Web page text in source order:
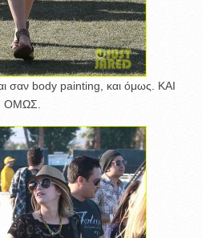
σαν body painting, και όμως. ΚΑΙ
ΟΜΩΣ.